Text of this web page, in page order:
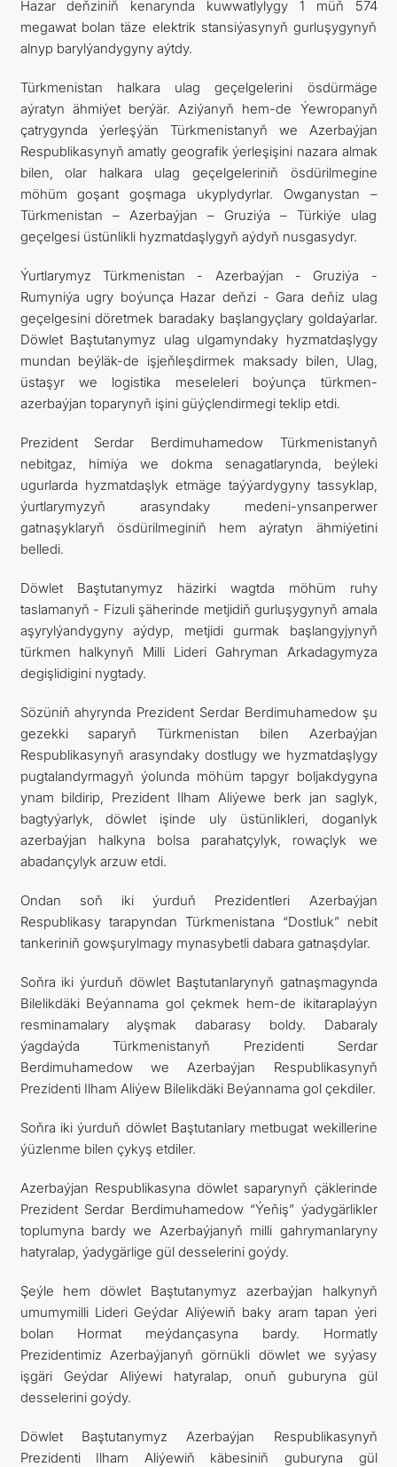
Hazar deňziniň kenarynda kuwwatlylygy 1 müň 574
megawat bolan täze elektrik stansiýasynyň gurluşygynyň
alnyp barylýandygyny aýtdy.
Türkmenistan halkara ulag geçelgelerini ösdürmäge
aýratyn ähmiýet berýär. Aziýanyň hem-de Ýewropanyň
çatrygynda ýerleşýän Türkmenistanyň we Azerbaýjan
Respublikasynyň amatly geografik ýerleşişini nazara almak
bilen, olar halkara ulag geçelgeleriniň ösdürilmegine
möhüm goşant goşmaga ukyplydyrlar. Owganystan –
Türkmenistan – Azerbaýjan – Gruziýa – Türkiýe ulag
geçelgesi üstünlikli hyzmatdaşlygyň aýdyň nusgasydyr.
Ýurtlarymyz Türkmenistan - Azerbaýjan - Gruziýa -
Rumyniýa ugry boýunça Hazar deňzi - Gara deňiz ulag
geçelgesini döretmek baradaky başlangyçlary goldaýarlar.
Döwlet Baştutanymyz ulag ulgamyndaky hyzmatdaşlygy
mundan beýläk-de işjeňleşdirmek maksady bilen, Ulag,
üstaşyr we logistika meseleleri boýunça türkmen-
azerbaýjan toparynyň işini güýçlendirmegi teklip etdi.
Prezident Serdar Berdimuhamedow Türkmenistanyň
nebitgaz, himiýa we dokma senagatlarynda, beýleki
ugurlarda hyzmatdaşlyk etmäge taýýardygyny tassyklap,
ýurtlarymyzyň arasyndaky medeni-ynsanperwer
gatnaşyklaryň ösdürilmeginiň hem aýratyn ähmiýetini
belledi.
Döwlet Baştutanymyz häzirki wagtda möhüm ruhy
taslamanyň - Fizuli şäherinde metjidiň gurluşygynyň amala
aşyrylýandygyny aýdyp, metjidi gurmak başlangyjynyň
türkmen halkynyň Milli Lideri Gahryman Arkadagymyza
degişlidigini nygtady.
Sözüniň ahyrynda Prezident Serdar Berdimuhamedow şu
gezekki saparyň Türkmenistan bilen Azerbaýjan
Respublikasynyň arasyndaky dostlugy we hyzmatdaşlygy
pugtalandyrmagyň ýolunda möhüm tapgyr boljakdygyna
ynam bildirip, Prezident Ilham Aliýewe berk jan saglyk,
bagtyýarlyk, döwlet işinde uly üstünlikleri, doganlyk
azerbaýjan halkyna bolsa parahatçylyk, rowaçlyk we
abadançylyk arzuw etdi.
Ondan soň iki ýurduň Prezidentleri Azerbaýjan
Respublikasy tarapyndan Türkmenistana “Dostluk” nebit
tankeriniň gowşurylmagy mynasybetli dabara gatnaşdylar.
Soňra iki ýurduň döwlet Baştutanlarynyň gatnaşmagynda
Bilelikdäki Beýannama gol çekmek hem-de ikitaraplaýyn
resminamalary alyşmak dabarasy boldy. Dabaraly
ýagdaýda Türkmenistanyň Prezidenti Serdar
Berdimuhamedow we Azerbaýjan Respublikasynyň
Prezidenti Ilham Aliýew Bilelikdäki Beýannama gol çekdiler.
Soňra iki ýurduň döwlet Baştutanlary metbugat wekillerine
ýüzlenme bilen çykyş etdiler.
Azerbaýjan Respublikasyna döwlet saparynyň çäklerinde
Prezident Serdar Berdimuhamedow “Ýeňiş” ýadygärlikler
toplumyna bardy we Azerbaýjanyň milli gahrymanlaryny
hatyralap, ýadygärlige gül desselerini goýdy.
Şeýle hem döwlet Baştutanymyz azerbaýjan halkynyň
umumymilli Lideri Geýdar Aliýewiň baky aram tapan ýeri
bolan Hormat meýdançasyna bardy. Hormatly
Prezidentimiz Azerbaýjanyň görnükli döwlet we syýasy
işgäri Geýdar Aliýewi hatyralap, onuň guburyna gül
desselerini goýdy.
Döwlet Baştutanymyz Azerbaýjan Respublikasynyň
Prezidenti Ilham Aliýewiň käbesiniň guburyna gül